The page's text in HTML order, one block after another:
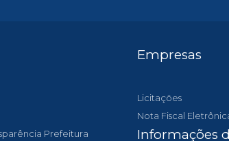
Prefeitura
Empresas
Licitações
Nota Fiscal
Informações